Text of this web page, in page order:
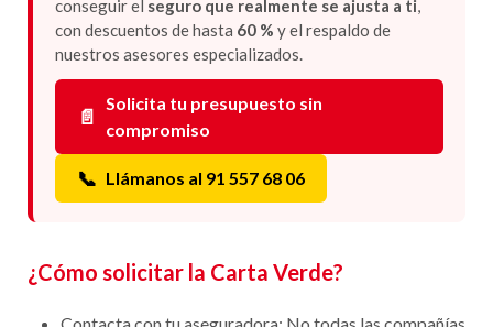
conseguir el seguro que realmente se ajusta a ti,
con descuentos de hasta 60 % y el respaldo de
nuestros asesores especializados.
📄
Solicita tu presupuesto sin
compromiso
📞 Llámanos al 91 557 68 06
¿Cómo solicitar la Carta Verde?